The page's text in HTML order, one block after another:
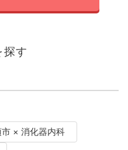
す
市 × 消化器内科